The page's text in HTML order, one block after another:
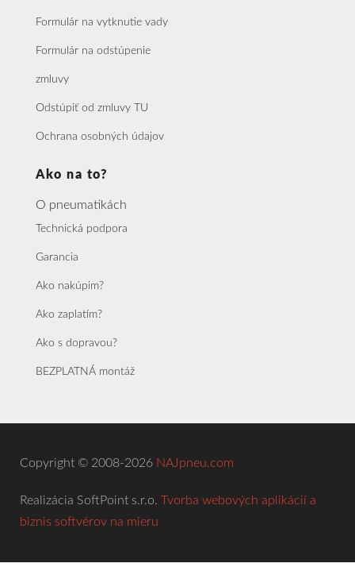
Formulár na vytknutie vady
Formulár na odstúpenie
zmluvy
Odstúpiť od zmluvy TU
Ochrana osobných údajov
Ako na to?
O pneumatikách
Technická podpora
Garancia
Ako nakúpim?
Ako zaplatím?
Ako s dopravou?
BEZPLATNÁ montáž
Copyright © 2008-2026 NAJpneu.com
Realizácia SoftPoint s.r.o. Tvorba webových aplikácií a
biznis softvérov na mieru